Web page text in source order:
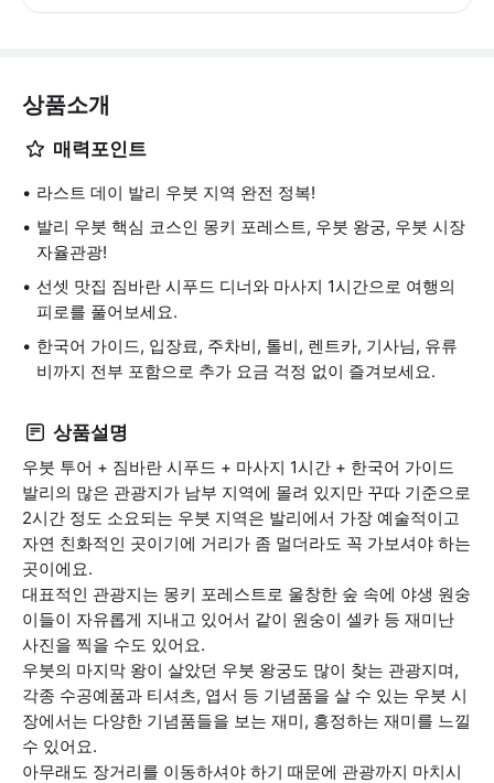
상품소개
매력포인트
라스트 데이 발리 우붓 지역 완전 정복!
발리 우붓 핵심 코스인 몽키 포레스트, 우붓 왕궁, 우붓 시장
자율관광!
선셋 맛집 짐바란 시푸드 디너와 마사지 1시간으로 여행의
피로를 풀어보세요.
한국어 가이드, 입장료, 주차비, 톨비, 렌트카, 기사님, 유류
비까지 전부 포함으로 추가 요금 걱정 없이 즐겨보세요.
상품설명
우붓 투어 + 짐바란 시푸드 + 마사지 1시간 + 한국어 가이드
발리의 많은 관광지가 남부 지역에 몰려 있지만 꾸따 기준으로
2시간 정도 소요되는 우붓 지역은 발리에서 가장 예술적이고
자연 친화적인 곳이기에 거리가 좀 멀더라도 꼭 가보셔야 하는
곳이에요.
대표적인 관광지는 몽키 포레스트로 울창한 숲 속에 야생 원숭
이들이 자유롭게 지내고 있어서 같이 원숭이 셀카 등 재미난
사진을 찍을 수도 있어요.
우붓의 마지막 왕이 살았던 우붓 왕궁도 많이 찾는 관광지며,
각종 수공예품과 티셔츠, 엽서 등 기념품을 살 수 있는 우붓 시
장에서는 다양한 기념품들을 보는 재미, 흥정하는 재미를 느낄
수 있어요.
아무래도 장거리를 이동하셔야 하기 때문에 관광까지 마치시